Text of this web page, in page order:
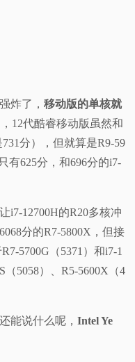
炸了，移动版的单核就
12代酷睿移动版虽然和
分），但就算是R9-59
有625分，和696分的i7-
i7-12700H的R20多核冲
分的R7-5800X，但接
5700G（5371）和i7-1
（5058）、R5-5600X（4
能说什么呢，Intel Ye